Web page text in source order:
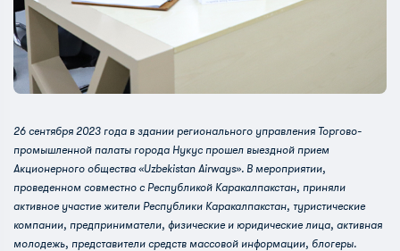
26 сентября 2023 года в здании регионального управления Торгово-
промышленной палаты города Нукус прошел выездной прием
Акционерного общества «Uzbekistan Airways». В мероприятии,
проведенном совместно с Республикой Каракалпакстан, приняли
активное участие жители Республики Каракалпакстан, туристические
компании, предприниматели, физические и юридические лица, активная
молодежь, представители средств массовой информации, блогеры.